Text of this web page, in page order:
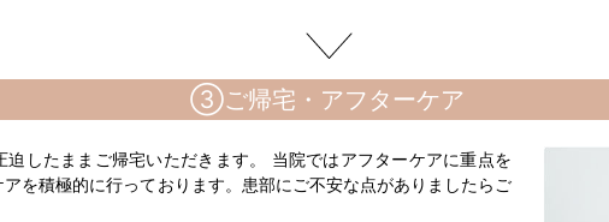
③ご帰宅・アフターケア
迫したままご帰宅いただきます。 当院ではアフターケアに重点を
を積極的に行っております。患部にご不安な点がありましたらご